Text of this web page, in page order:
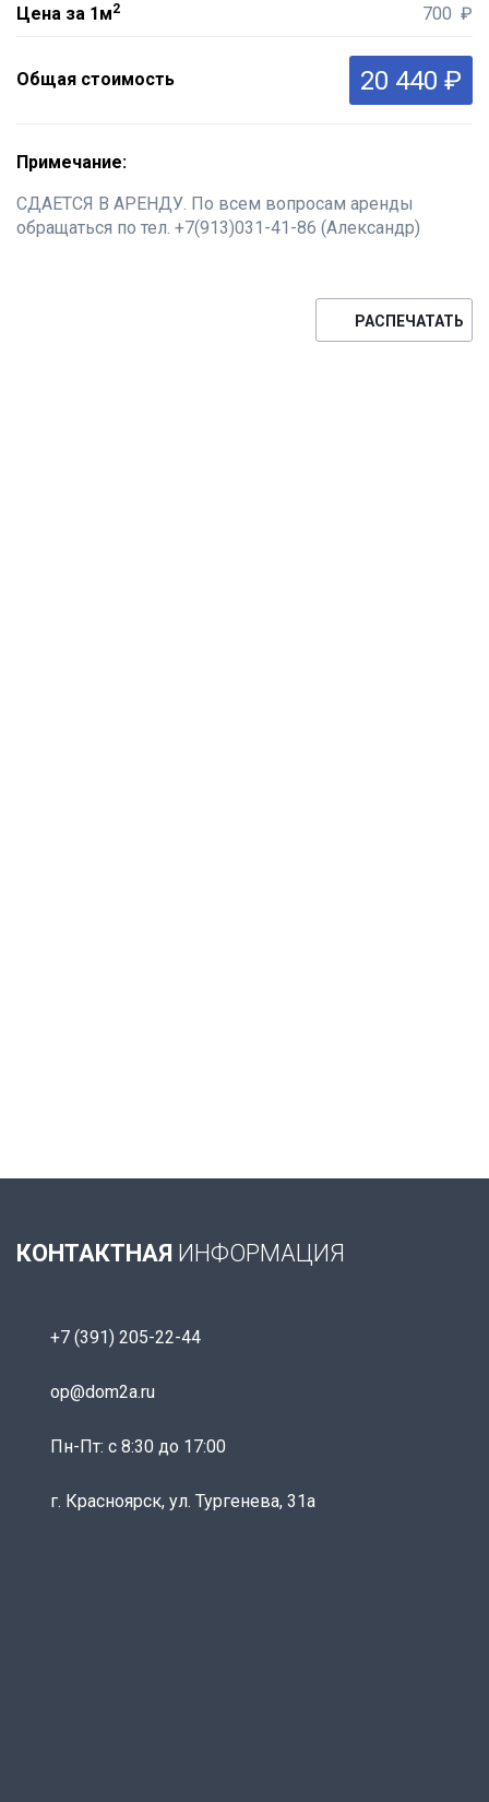
Цена за 1м2 700 ₽
Общая стоимость 20 440 ₽
Примечание:
СДАЕТСЯ В АРЕНДУ. По всем вопросам аренды
обращаться по тел. +7(913)031-41-86 (Александр)
РАСПЕЧАТАТЬ
КОНТАКТНАЯ ИНФОРМАЦИЯ
+7 (391) 205-22-44
op@dom2a.ru
Пн-Пт: c 8:30 до 17:00
г. Красноярск, ул. Тургенева, 31а